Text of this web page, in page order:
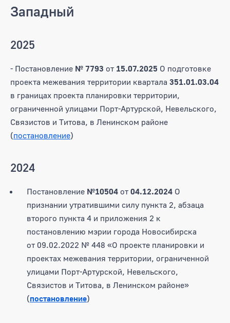
Западный
2025
- Постановление № 7793 от 15.07.2025 О подготовке
проекта межевания территории квартала 351.01.03.04
в границах проекта планировки территории,
ограниченной улицами Порт-Артурской, Невельского,
Связистов и Титова, в Ленинском районе
(постановление)
2024
Постановление №10504 от 04.12.2024 О
признании утратившими силу пункта 2, абзаца
второго пункта 4 и приложения 2 к
постановлению мэрии города Новосибирска
от 09.02.2022 № 448 «О проекте планировки и
проектах межевания территории, ограниченной
улицами Порт-Артурской, Невельского,
Связистов и Титова, в Ленинском районе»
(постановление)